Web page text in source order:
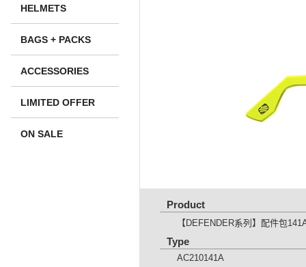
HELMETS
BAGS + PACKS
ACCESSORIES
LIMITED OFFER
ON SALE
Product
【DEFENDER系列】配件包
Type
AC210141A